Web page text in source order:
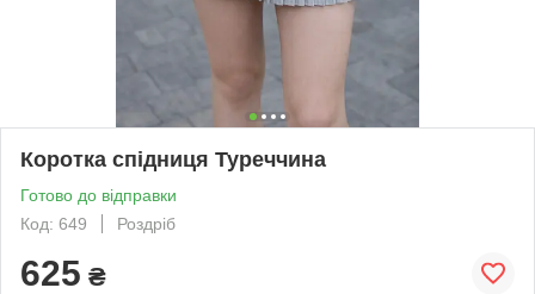
Коротка спідниця Туреччина
Готово до відправки
Код: 649
Роздріб
625 ₴